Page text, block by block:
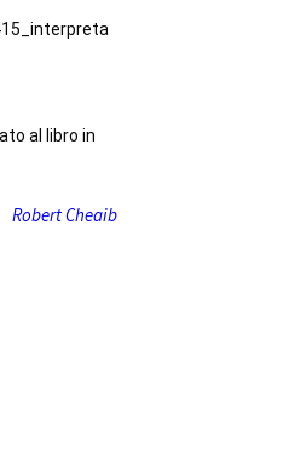
al libro in
Robert Cheaib